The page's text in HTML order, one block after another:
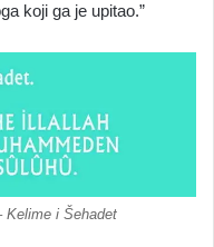
koji ga je upitao.”
Kelime i Šehadet